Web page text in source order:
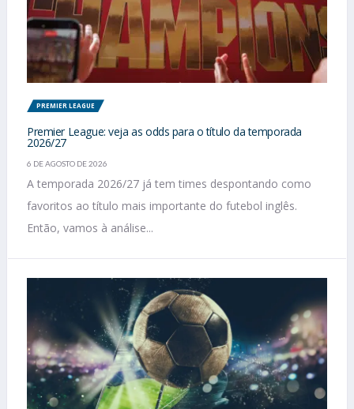
PREMIER LEAGUE
Premier League: veja as odds para o título da temporada
2026/27
6 DE AGOSTO DE 2026
A temporada 2026/27 já tem times despontando como
favoritos ao título mais importante do futebol inglês.
Então, vamos à análise...